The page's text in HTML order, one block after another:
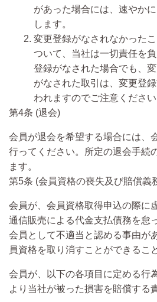
があった場合には、速やか
します。
変更登録がなされなかった
ついて、当社は一切責任を
登録がなされた場合でも、
がなされた取引は、変更登
われますのでご注意ください
第4条 (退会)
会員が退会を希望する場合には、
行ってください。所定の退会手続
ます。
第5条 (会員資格の喪失及び賠償義
会員が、会員資格取得申込の際に
通信販売による代金支払債務を怠
会員として不適当と認める事由が
員資格を取り消すことができるこ
会員が、以下の各項目に定める行
より当社が被った損害を賠償する